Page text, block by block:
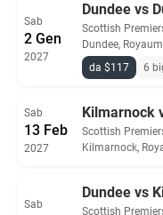
Sab
2 Gen
2027
Dundee vs
Scottish
Dundee,
da $117
6
Sab
13 Feb
2027
Kilmarnock
Scottish
Kilmarnock,
Sab
Dundee vs
Scottish